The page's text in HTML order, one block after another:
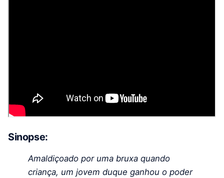
Sinopse:
Amaldiçoado por uma bruxa quando
criança, um jovem duque ganhou o poder